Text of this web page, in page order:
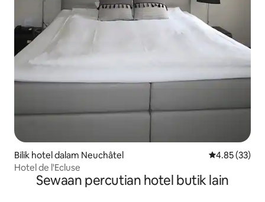
Bilik hotel dalam Neuchâtel Penarafan
4.85 (33)
Hotel de l'Ecluse
Sewaan percutian hotel butik lain